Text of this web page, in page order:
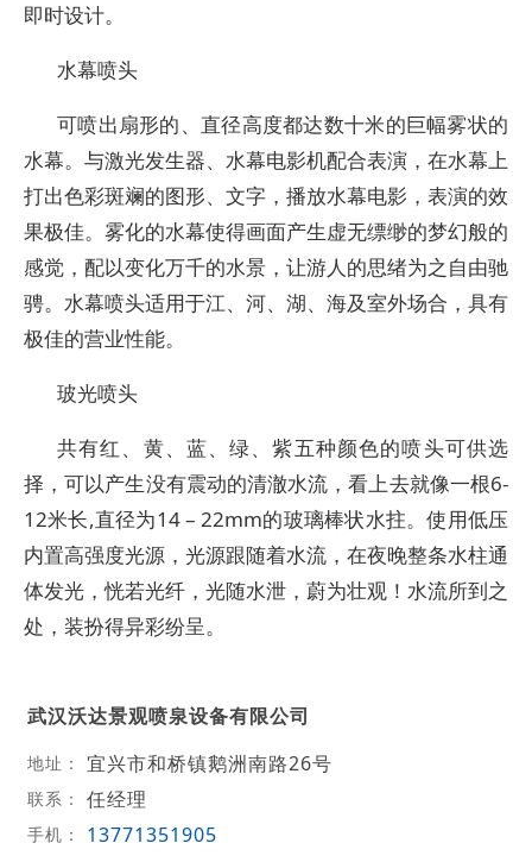
即时设计。
水幕喷头
可喷出扇形的、直径高度都达数十米的巨幅雾状的
水幕。与激光发生器、水幕电影机配合表演，在水幕上
打出色彩斑斓的图形、文字，播放水幕电影，表演的效
果极佳。雾化的水幕使得画面产生虚无缥缈的梦幻般的
感觉，配以变化万千的水景，让游人的思绪为之自由驰
骋。水幕喷头适用于江、河、湖、海及室外场合，具有
极佳的营业性能。
玻光喷头
共有红、黄、蓝、绿、紫五种颜色的喷头可供选
择，可以产生没有震动的清澈水流，看上去就像一根6-
12米长,直径为14 – 22mm的玻璃棒状水拄。使用低压
内置高强度光源，光源跟随着水流，在夜晚整条水柱通
体发光，恍若光纤，光随水泄，蔚为壮观！水流所到之
处，装扮得异彩纷呈。
武汉沃达景观喷泉设备有限公司
地址： 宜兴市和桥镇鹅洲南路26号
联系： 任经理
手机： 13771351905